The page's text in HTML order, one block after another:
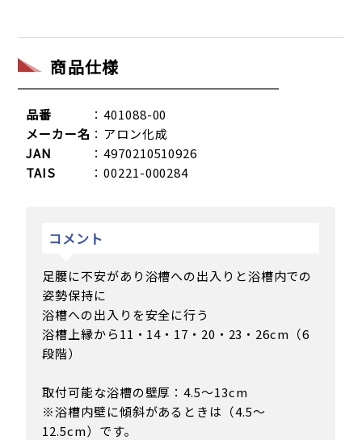
商品仕様
品番
：401088-00
メーカー名 ：アロン化成
JAN
：4970210510926
TAIS
：00221-000284
コメント
足腰に不安があり浴槽への出入りと浴槽内での
姿勢保持に
浴槽への出入りを安全に行う
浴槽上縁から11・14・17・20・23・26cm（6
段階）
取付可能な浴槽の壁厚：4.5〜13cm
※浴槽内壁に傾斜があるときは（4.5〜
12.5cm）です。